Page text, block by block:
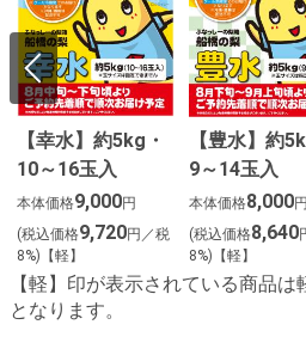
【幸水】約5kg・
10～16玉入
本体価格9,000円
(税込価格9,720円／税
8%)【軽】
【豊水】約
9～14玉入
本体価格8,000円
(税込価格8,640
8%)【軽】
【軽】印が表示されている商品
となります。